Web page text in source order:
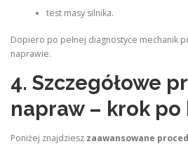
test masy silnika.
Dopiero po pełnej diagnostyce mechanik
naprawie.
4. Szczegółowe
napraw – krok po
Poniżej znajdziesz zaawansowane